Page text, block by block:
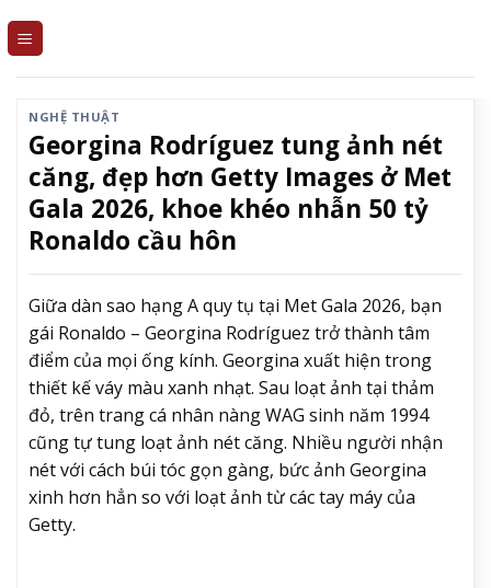
NGHỆ THUẬT
Georgina Rodríguez tung ảnh nét
căng, đẹp hơn Getty Images ở Met
Gala 2026, khoe khéo nhẫn 50 tỷ
Ronaldo cầu hôn
Giữa dàn sao hạng A quy tụ tại Met Gala 2026, bạn
gái Ronaldo – Georgina Rodríguez trở thành tâm
điểm của mọi ống kính. Georgina xuất hiện trong
thiết kế váy màu xanh nhạt. Sau loạt ảnh tại thảm
đỏ, trên trang cá nhân nàng WAG sinh năm 1994
cũng tự tung loạt ảnh nét căng. Nhiều người nhận
nét với cách búi tóc gọn gàng, bức ảnh Georgina
xinh hơn hẳn so với loạt ảnh từ các tay máy của
Getty.